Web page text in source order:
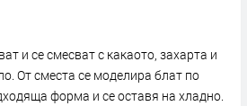
и се смесват с какаото, захарта и
От сместа се моделира блат по
форма и се оставя на хладно.